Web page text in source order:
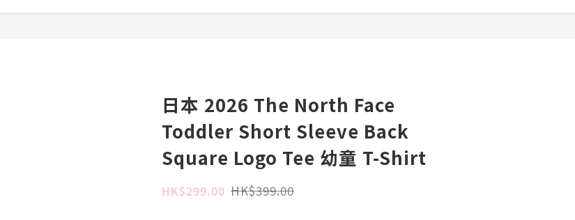
日本 2026 The North Face
Toddler Short Sleeve Back
Square Logo Tee 幼童 T-Shirt
HK$299.00 HK$399.00